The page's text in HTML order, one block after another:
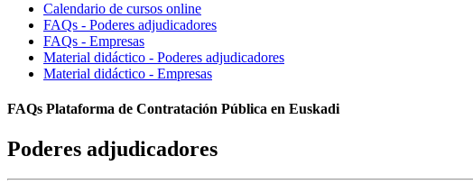
Calendario de cursos online
FAQs - Poderes adjudicadores
FAQs - Empresas
Material didáctico - Poderes adjudicadores
Material didáctico - Empresas
FAQs Plataforma de Contratación Pública en Euskadi
Poderes adjudicadores